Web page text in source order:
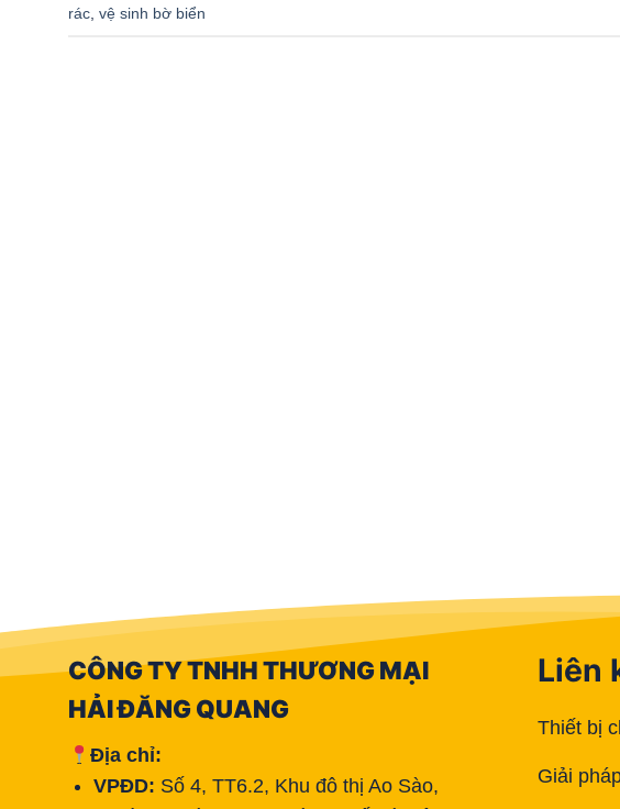
rác, vệ sinh bờ biển
CÔNG TY TNHH THƯƠNG MẠI
HẢI ĐĂNG QUANG
Địa chỉ:
VPĐD: Số 4, TT6.2, Khu đô thị Ao Sào,
Liên
Thiết bị
Giải